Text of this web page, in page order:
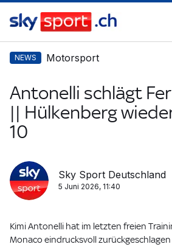
NEWS Motorsport
Antonelli schlägt
|| Hülkenberg
10
Sky Sport Deutschland
5 Juni 2026, 11:40
Kimi Antonelli hat im letzten freien
Monaco eindrucksvoll